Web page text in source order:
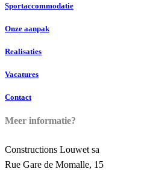
Sportaccommodatie
Onze aanpak
Realisaties
Vacatures
Contact
Meer informatie?
Constructions Louwet sa
Rue Gare de Momalle, 15